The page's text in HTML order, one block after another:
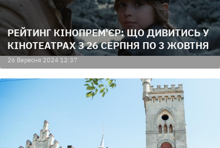
РЕЙТИНГ КІНОПРЕМ'ЄР: ЩО ДИВИТИСЬ У
КІНОТЕАТРАХ З 26 СЕРПНЯ ПО 3 ЖОВТНЯ
26 Вересня 2024 12:37